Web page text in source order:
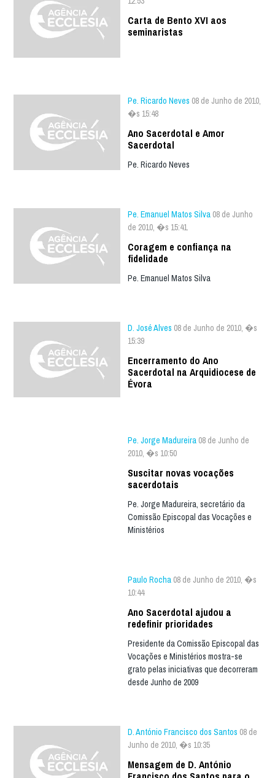
Carta de Bento XVI aos
seminaristas
Pe. Ricardo Neves 08 de Junho de 2010,
�s 15:48
Ano Sacerdotal e Amor
Sacerdotal
Pe. Ricardo Neves
Pe. Emanuel Matos Silva 08 de Junho
de 2010, �s 15:41
Coragem e confiança na
fidelidade
Pe. Emanuel Matos Silva
D. José Alves 08 de Junho de 2010, �s
15:39
Encerramento do Ano
Sacerdotal na Arquidiocese de
Évora
Pe. Jorge Madureira 08 de Junho de
2010, �s 10:50
Suscitar novas vocações
sacerdotais
Pe. Jorge Madureira, secretário da
Comissão Episcopal das Vocações e
Ministérios
Paulo Rocha 08 de Junho de 2010, �s
10:44
Ano Sacerdotal ajudou a
redefinir prioridades
Presidente da Comissão Episcopal das
Vocações e Ministérios mostra-se
grato pelas iniciativas que decorreram
desde Junho de 2009
D. António Francisco dos Santos 08 de
Junho de 2010, �s 10:35
Mensagem de D. António